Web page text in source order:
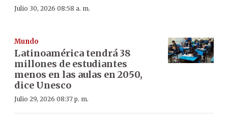
Julio 30, 2026 08:58 a. m.
Mundo
Latinoamérica tendrá 38
millones de estudiantes
menos en las aulas en 2050,
dice Unesco
Julio 29, 2026 08:37 p. m.